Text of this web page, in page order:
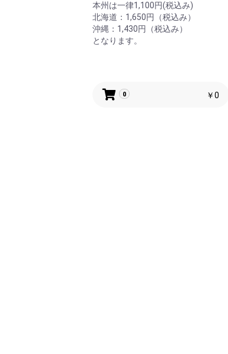
本州は一律1,100円(税込み)
北海道：1,650円（税込み）
沖縄：1,430円（税込み）
となります。
0 ￥0